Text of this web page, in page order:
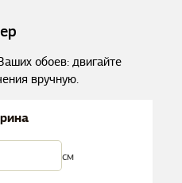
обоев: двигайте
вручную.
см